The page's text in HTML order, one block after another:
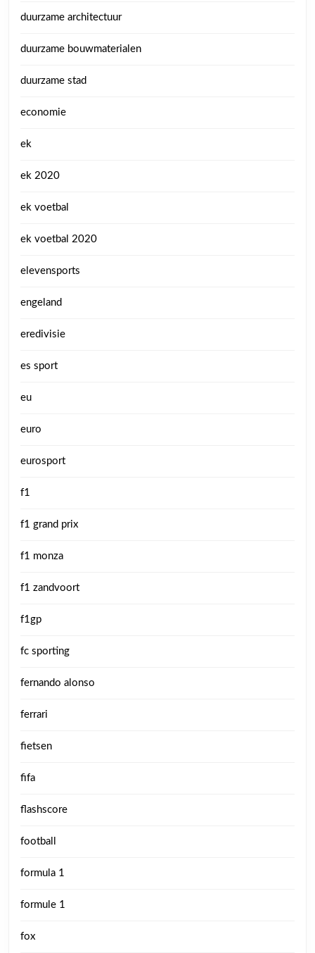
duurzame architectuur
duurzame bouwmaterialen
duurzame stad
economie
ek
ek 2020
ek voetbal
ek voetbal 2020
elevensports
engeland
eredivisie
es sport
eu
euro
eurosport
f1
f1 grand prix
f1 monza
f1 zandvoort
f1gp
fc sporting
fernando alonso
ferrari
fietsen
fifa
flashscore
football
formula 1
formule 1
fox